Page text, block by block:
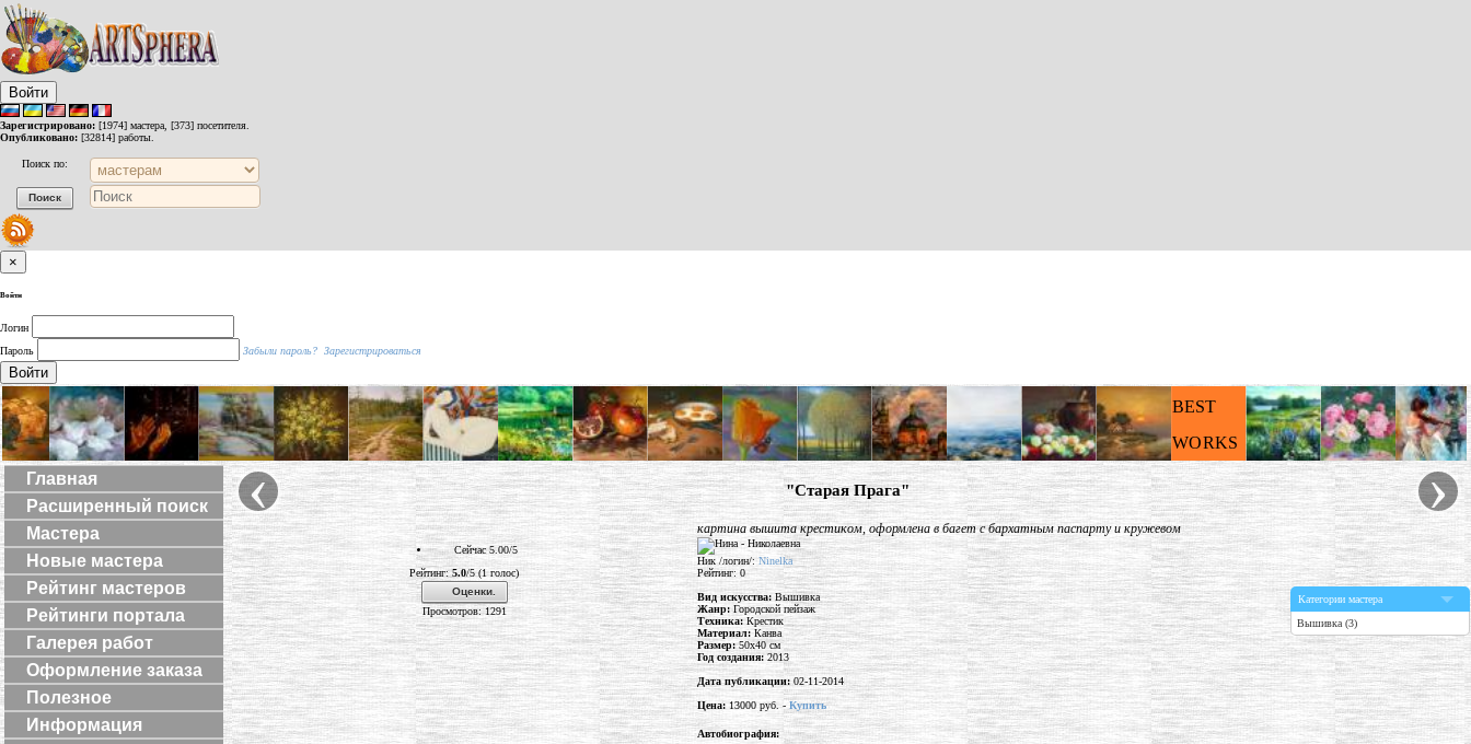
Войти
Зарегистрировано: [1974] мастера, [373] посетителя.
Опубликовано: [32814] работы.
Поиск по:
×
Войти
Логин
Пароль
Забыли пароль? Зарегистрироваться
Войти
BEST
WORKS
Главная
Расширенный поиск
Мастера
Новые мастера
Рейтинг мастеров
Рейтинги портала
Галерея работ
Оформление заказа
Полезное
Информация
‹ "Старая Прага" ›
Сейчас 5.00/5
Рейтинг:5.0/5 (1 голос)
Оценки.
Просмотров: 1291
картина вышита крестиком, оформлена в багет с бархатным паспарту и кружевом
Ник /логин/: Ninelka
Рейтинг: 0
Вид искусства: Вышивка
Жанр: Городской пейзаж
Техника:Крестик
Материал: Канва
Размер:50x40 см
Год создания: 2013
Дата публикации: 02-11-2014
Цена: 13000 руб. - Купить
Категории мастера
Вышивка (3)
Автобиография: